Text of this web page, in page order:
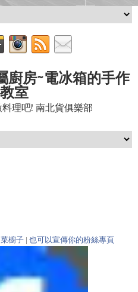
廚房~電冰箱的手作
室
理吧! 南北貨俱樂部
櫥子 | 也可以宣傳你的粉絲專頁